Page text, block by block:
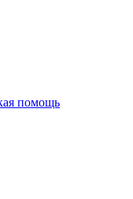
помощь